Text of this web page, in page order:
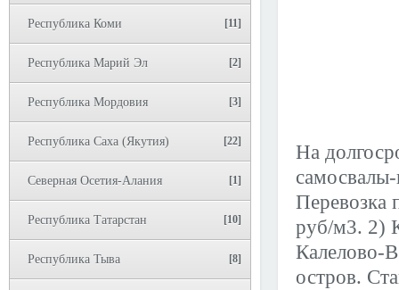
Республика Коми [11]
Республика Марий Эл [2]
Республика Мордовия [3]
Республика Саха (Якутия) [22]
Северная Осетия-Алания [1]
Республика Татарстан [10]
Республика Тыва [8]
На
Перевозка
руб/м3. 2)
Калелово-
остров.